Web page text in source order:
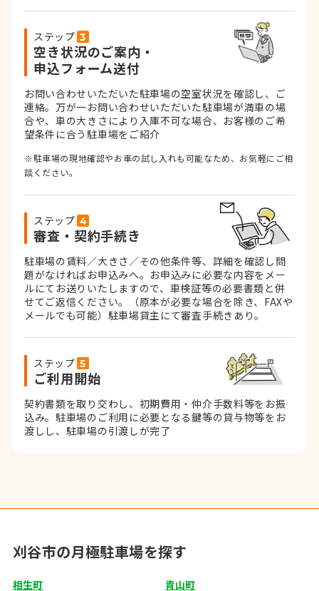
ステップ
空き状況のご案内・
申込フォーム送付
お問い合わせいただいた駐車場の空室状況を確認し、ご
連絡。 万が一お問い合わせいただいた駐車場が満車の場
合や、車の大きさにより入庫不可な場合、お客様のご希
望条件に合う駐車場をご紹介
※駐車場の現地確認やお車の試し入れも可能なため、お気軽にご相
談ください。
ステップ
審査・契約手続き
駐車場の賃料／大きさ／その他条件等、詳細を確認し問
題がなければお申込みへ。お申込みに必要な内容をメー
ルにてお送りいたしますので、車検証等の必要書類と併
せてご返信ください。
（原本が必要な場合を除き、FAXや
メールでも可能） 駐車場貸主にて審査手続きあり。
ステップ
ご利用開始
契約書類を取り交わし、初期費用・仲介手数料等をお振
込み。駐車場のご利用に必要となる鍵等の貸与物等をお
渡しし、駐車場の引渡しが完了
刈谷市の月極駐車場を探す
相生町 青山町